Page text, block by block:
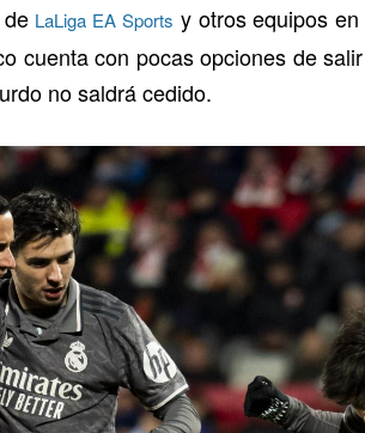
LaLiga EA Sports y otros equipos
cuenta con pocas opciones de
no saldrá cedido.